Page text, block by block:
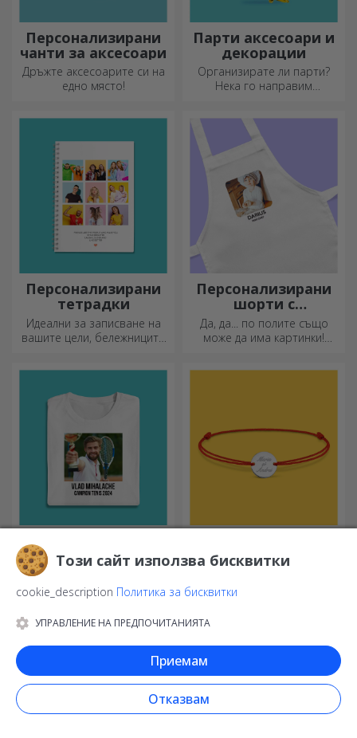
Персонализирани
чанти за аксесоари
Дръжте аксесоарите си на
едно място!
Парти аксесоари и
декорации
Организирате ли парти?
Нека го направим
създадени, за да оживят
атмосферата.
Персонализирани
тетрадки
Идеални за записване на
вашите цели, бележниците
Персонализирани
шорти с
фотографии
Да, да... по полите също
може да има картинки!
Персонализирани
спортни тениски
Насладете се на спорта,
който практикувате, с
персонализирана тениска с
вашето име или снимка – тя
може да се превърне във
вашата любима!
златни и сребърни
гривни
семпъл аксесоар, който
отразява личността на
Този сайт използва бисквитки
cookie_description Политика за бисквитки
УПРАВЛЕНИЕ НА ПРЕДПОЧИТАНИЯТА
Приемам
Отказвам